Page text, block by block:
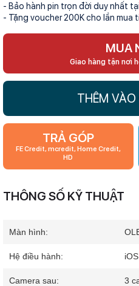
- Bảo hành pin trọn đời duy nhất
- Tặng voucher 200K cho lần mua
MUA
Giao hàng tận nơi
THÊM
TRẢ GÓP
FE Credit, mcredit, Home Credit,
HD
THÔNG SỐ KỸ THUẬT
Màn hình:
Hệ điều hành:
Camera sau: 3